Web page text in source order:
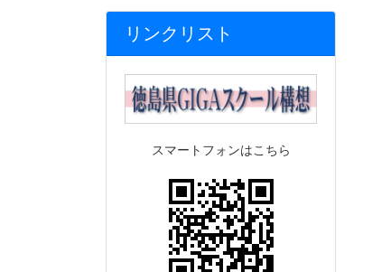
リンクリスト
スマートフォンはこちら